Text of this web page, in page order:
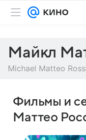
Майкл
Michael Matteo
Фильмы и
Маттео